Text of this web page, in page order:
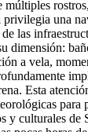
una
a vela,
Esta
culturales